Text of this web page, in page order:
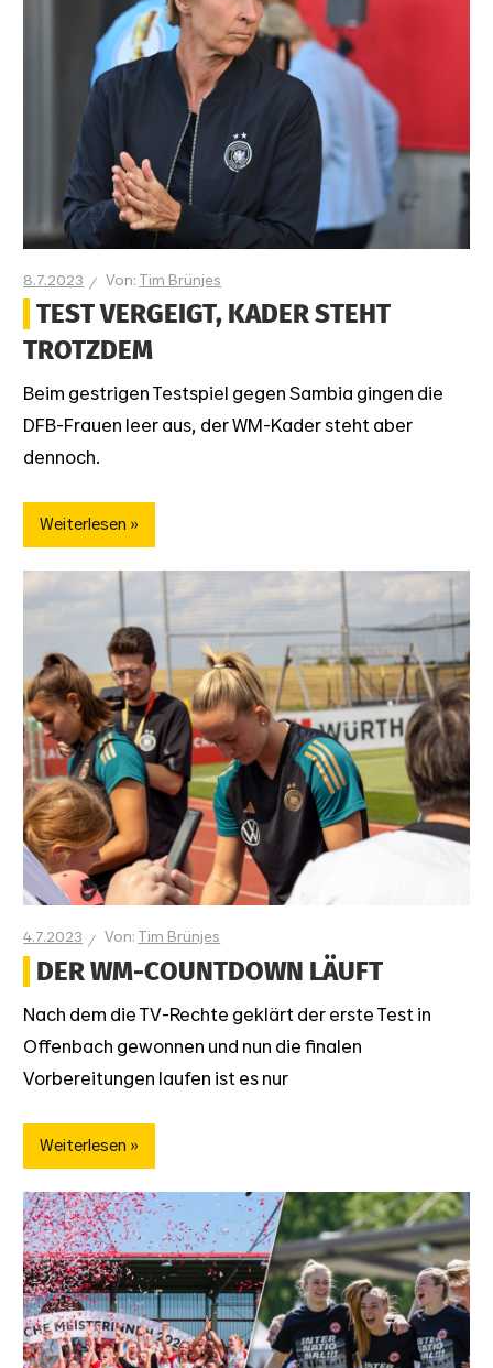
8.7.2023 Tim Brünjes
TEST VERGEIGT, KADER STEHT
TROTZDEM
Beim gestrigen Testspiel gegen Sambia gingen die
DFB-Frauen leer aus, der WM-Kader steht aber
dennoch.
Weiterlesen
4.7.2023 Tim Brünjes
DER WM-COUNTDOWN LÄUFT
Nach dem die TV-Rechte geklärt der erste Test in
Offenbach gewonnen und nun die finalen
Vorbereitungen laufen ist es nur
Weiterlesen